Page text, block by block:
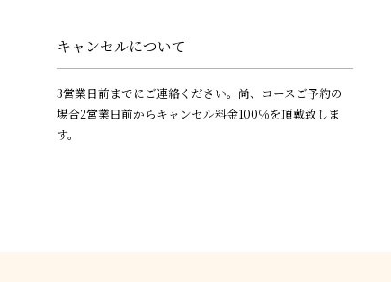
キャンセルについて
3営業日前までにご連絡ください。尚、コースご予約の
場合2営業日前からキャンセル料金100％を頂戴致しま
す。